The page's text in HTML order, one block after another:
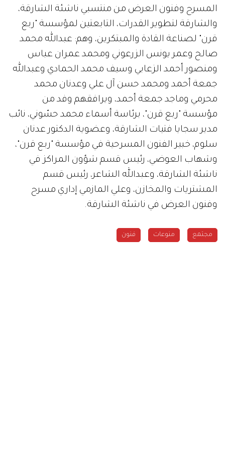
المسرح وفنون العرض من منتسبي ناشئة الشارقة،
والشارقة لتطوير القدرات، التابعتين لمؤسسة "ربع
قرن" لصناعة القادة والمبتكرين، وهم: عبدالله محمد
صالح وعمر يونس الزرعوني ومحمد عمران عباس
ومنصور أحمد الزعابي وسيف محمد الحمادي وعبدالله
جمعة أحمد ومحمد حسن آل علي وعدنان محمد
محرمي وماجد جمعة أحمد، ويرافقهم وفد من
مؤسسة "ربع قرن"، برئاسة أسماء محمد حسّوني، نائب
مدير سجايا فتيات الشارقة، وعضوية الدكتور عدنان
سلوم، خبير الفنون المسرحية في مؤسسة "ربع قرن"،
وشهاب العوضي، رئيس قسم شؤون المراكز في
ناشئة الشارقة، وعبدالله الشاعر، رئيس قسم
المشتريات والمخازن، وعلي المازمي إداري مسرح
وفنون العرض في ناشئة الشارقة.
مجتمع منوعات فنون